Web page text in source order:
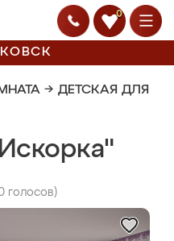
0
→ ДЕТСКАЯ ДЛЯ
голосов)